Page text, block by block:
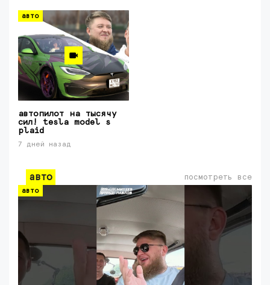
авто
автопилот на тысячу
сил! tesla model s
plaid
7 дней назад
авто посмотреть все
авто